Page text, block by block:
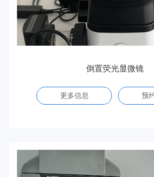
倒置荧光显微镜
更多信息 预